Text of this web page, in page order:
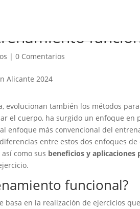
|0 Comentarios
evolucionan también los métodos
el cuerpo, ha surgido un enfoque
enfoque más convencional del
entre estos dos enfoques
como sus beneficios y aplicaciones
funcional?
basa en la realización de ejercicios